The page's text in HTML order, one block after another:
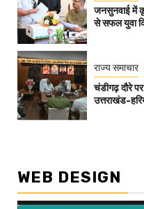
जनसुनवाई में
से सफल युवा
राज्य समाचार
चंडीगढ़ दौरे
उत्तराखंड-
WEB DESIGN